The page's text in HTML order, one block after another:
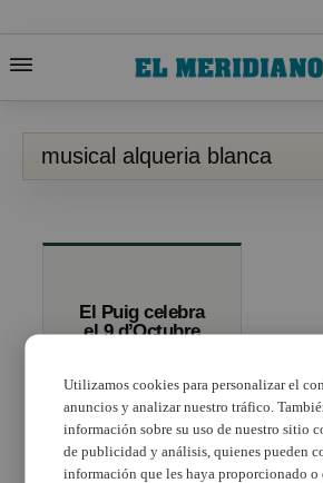
musical alqueria blanca
El Puig celebra
el 9 d’Octubre
Blanca
Utilizamos cookies para personalizar el
anuncios y analizar nuestro tráfico.
información sobre su uso de nuestro sitio
de publicidad y análisis, quienes pueden
información que les haya proporcionado o